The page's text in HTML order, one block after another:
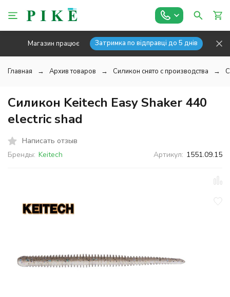
Магазин працює Затримка по відправці до 5 днів
Главная Архив товаров Силикон снято с производства
Силикон Keitech Easy Shaker 440
electric shad
Написать отзыв
Бренды: Keitech Артикул: 1551.09.15